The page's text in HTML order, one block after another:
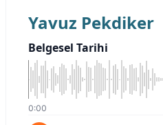
Yavuz Pekdiker
Belgesel Tarihi
0:00